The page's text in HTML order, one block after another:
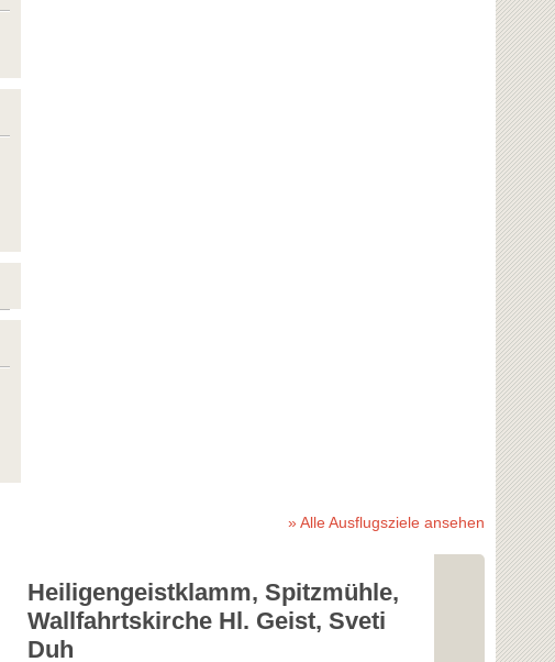
» Alle Ausflugsziele ansehen
Heiligengeistklamm, Spitzmühle,
Wallfahrtskirche Hl. Geist, Sveti
Duh